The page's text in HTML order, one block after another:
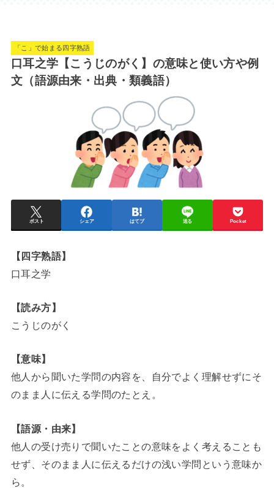
「こ」で始まる四字熟語
口耳之学【こうじのがく】の意味と使い方や例
文（語源由来・出典・類義語）
ポスト シェア はてブ 送る Pocket
【四字熟語】
口耳之学
【読み方】
こうじのがく
【意味】
他人から聞いた学問の内容を、自分でよく理解せずにそ
のまま人に伝える学問のたとえ。
【語源・由来】
他人の受け売りで聞いたことの意味をよく考えることも
せず、そのまま人に伝えるだけの浅い学問という意味か
ら。